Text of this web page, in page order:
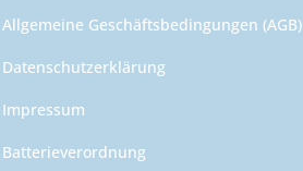
Allgemeine Geschäftsbedingungen (AGB)
Datenschutzerklärung
Impressum
Batterieverordnung